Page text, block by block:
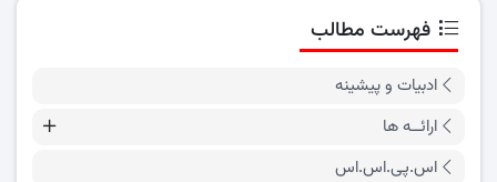
فهرست مطالب
ادبیات و پیشینه
ارائــه ها
اس.پی.اس.اس